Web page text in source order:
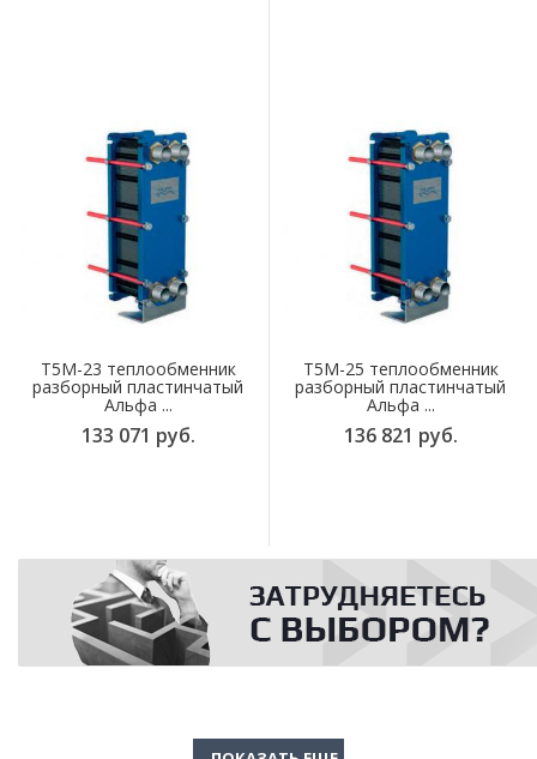
T5M-23 теплообменник
разборный пластинчатый
Альфа ...
133 071 руб.
T5M-25 теплообменник
разборный пластинчатый
Альфа ...
136 821 руб.